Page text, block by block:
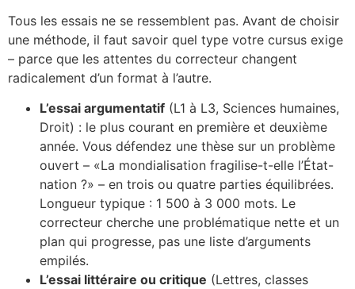
Tous les essais ne se ressemblent pas. Avant de choisir
une méthode, il faut savoir quel type votre cursus exige
– parce que les attentes du correcteur changent
radicalement d’un format à l’autre.
L’essai argumentatif (L1 à L3, Sciences humaines,
Droit) : le plus courant en première et deuxième
année. Vous défendez une thèse sur un problème
ouvert – «La mondialisation fragilise-t-elle l’État-
nation ?» – en trois ou quatre parties équilibrées.
Longueur typique : 1 500 à 3 000 mots. Le
correcteur cherche une problématique nette et un
plan qui progresse, pas une liste d’arguments
empilés.
L’essai littéraire ou critique (Lettres, classes